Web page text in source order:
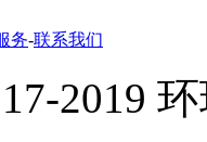
务-联系我们
2019